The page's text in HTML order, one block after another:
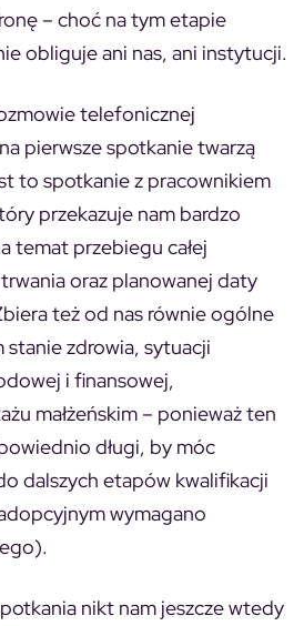
– choć na tym etapie
obliguje ani nas, ani instytucji.
telefonicznej
pierwsze spotkanie twarzą
to spotkanie z pracownikiem
przekazuje nam bardzo
temat przebiegu całej
oraz planowanej daty
też od nas równie ogólne
stanie zdrowia, sytuacji
i finansowej,
małżeńskim – ponieważ ten
długi, by móc
dalszych etapów kwalifikacji
wymagano
nikt nam jeszcze wtedy